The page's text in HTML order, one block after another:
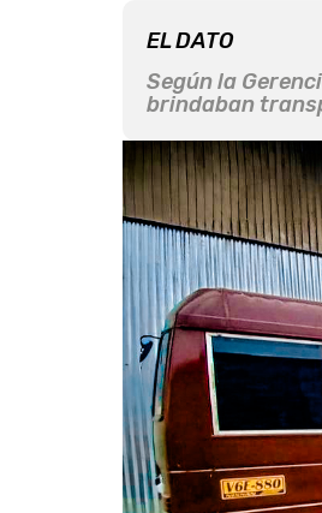
EL DATO
Según la
brindaban